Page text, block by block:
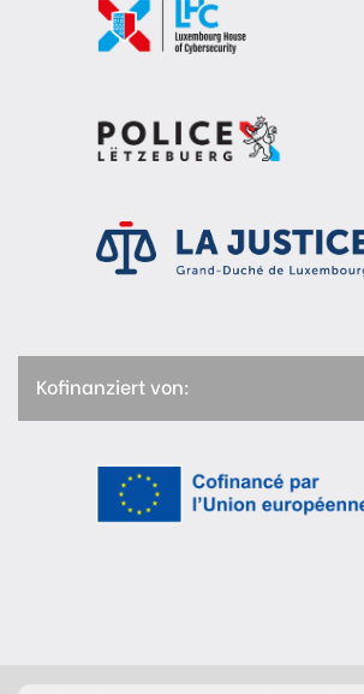
Kofinanziert von: